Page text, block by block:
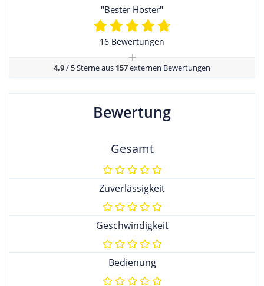
"Bester Hoster"
16 Bewertungen
+
4,9/ 5 Sterne aus 157externen Bewertungen
Bewertung
Gesamt
Zuverlässigkeit
Geschwindigkeit
Bedienung